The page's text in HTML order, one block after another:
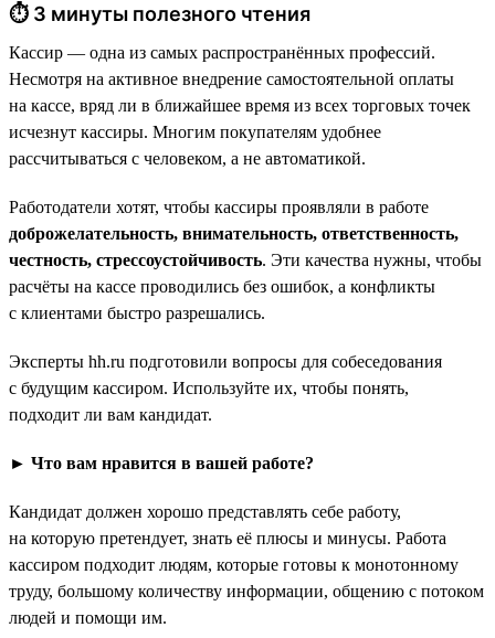
⏱ 3 минуты полезного чтения
Кассир — одна из самых распространённых профессий.
Несмотря на активное внедрение самостоятельной оплаты
на кассе, вряд ли в ближайшее время из всех торговых точек
исчезнут кассиры. Многим покупателям удобнее
рассчитываться с человеком, а не автоматикой.
Работодатели хотят, чтобы кассиры проявляли в работе
доброжелательность, внимательность, ответственность,
честность, стрессоустойчивость. Эти качества нужны, чтобы
расчёты на кассе проводились без ошибок, а конфликты
с клиентами быстро разрешались.
Эксперты hh.ru подготовили вопросы для собеседования
с будущим кассиром. Используйте их, чтобы понять,
подходит ли вам кандидат.
► Что вам нравится в вашей работе?
Кандидат должен хорошо представлять себе работу,
на которую претендует, знать её плюсы и минусы. Работа
кассиром подходит людям, которые готовы к монотонному
труду, большому количеству информации, общению с потоком
людей и помощи им.